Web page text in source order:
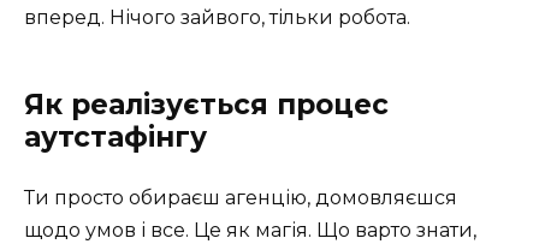
вперед. Нічого зайвого, тільки робота.
Як реалізується процес
аутстафінгу
Ти просто обираєш агенцію, домовляєшся
щодо умов і все. Це як магія. Що варто знати,